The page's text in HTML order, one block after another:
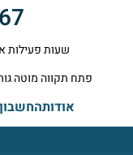
שעות פעילות א'-ה' 10:00-19:00 שישי
פתח תקווה מוטה גור 5 קומה ראשונה ימינה מהמעלית עד
אודות